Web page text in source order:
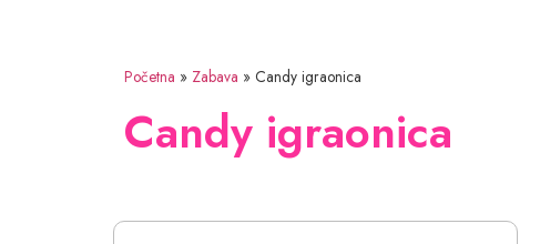
Početna » Zabava » Candy igraonica
Candy igraonica